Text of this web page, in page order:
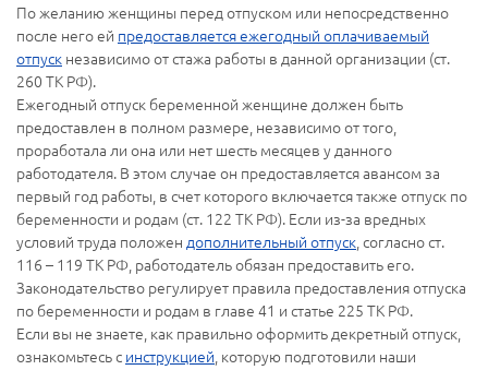
По желанию женщины перед отпуском или непосредственно
после него ей предоставляется ежегодный оплачиваемый
отпуск независимо от стажа работы в данной организации (ст.
260 ТК РФ).
Ежегодный отпуск беременной женщине должен быть
предоставлен в полном размере, независимо от того,
проработала ли она или нет шесть месяцев у данного
работодателя. В этом случае он предоставляется авансом за
первый год работы, в счет которого включается также отпуск по
беременности и родам (ст. 122 ТК РФ). Если из-за вредных
условий труда положен дополнительный отпуск, согласно ст.
116 – 119 ТК РФ, работодатель обязан предоставить его.
Законодательство регулирует правила предоставления отпуска
по беременности и родам в главе 41 и статье 225 ТК РФ.
Если вы не знаете, как правильно оформить декретный отпуск,
ознакомьтесь с инструкцией, которую подготовили наши